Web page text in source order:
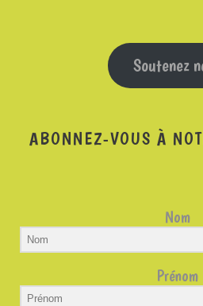
Soutenez
ABONNEZ-VOUS À
Nom
Prénom